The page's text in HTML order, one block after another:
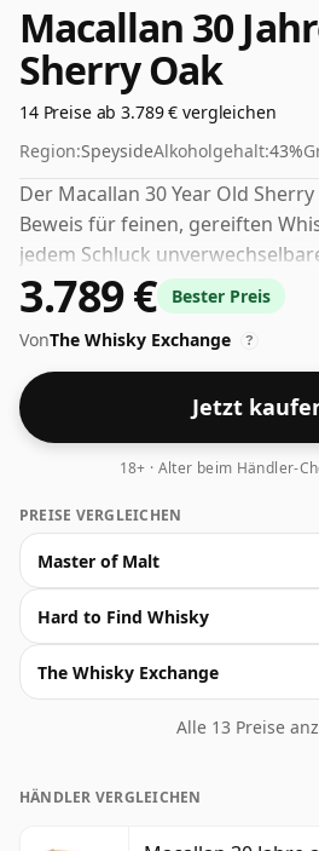
Macallan 30
Sherry Oak
14 Preise ab 3.789 € vergleichen
Region:SpeysideAlkoholgehalt:43%
Der Macallan 30 Year Old
Beweis für feinen, gereiften
jedem Schluck
Toffee Pudding, den duftenden
Orangenblütenwasser und
dieser köstlichen Mischung
reichhaltige Rosinen und eine
Eichennote.
3.789 €
Bester Preis
VonThe Whisky Exchange ?
Jetzt
18+ · Alter beim Händler-
PREISE VERGLEICHEN
Master of Malt
Hard to Find Whisky
The Whisky Exchange
Alle 13 Preise
HÄNDLER VERGLEICHEN